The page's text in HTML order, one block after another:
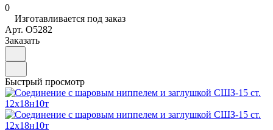
0
Изготавливается под заказ
Арт. O5282
Заказать
Быстрый просмотр